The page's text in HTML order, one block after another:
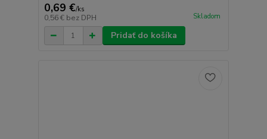
0,69 €/ks
0,56 € bez DPH Skladom
Pridať do košíka